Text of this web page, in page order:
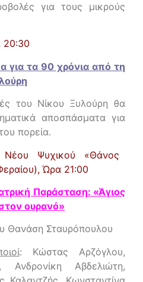
για τους μικρούς
20:30
για τα 90 χρόνια από τη
του Νίκου Ξυλούρη θα
αποσπάσματα για
πορεία.
Νέου Ψυχικού «Θάνος
, Ώρα 21:00
Παράσταση: «Άγιος
ουρανό»
Θανάση Σταυρόπουλου
: Κώστας Αρζόγλου,
Ανδρονίκη Αβδελιώτη,